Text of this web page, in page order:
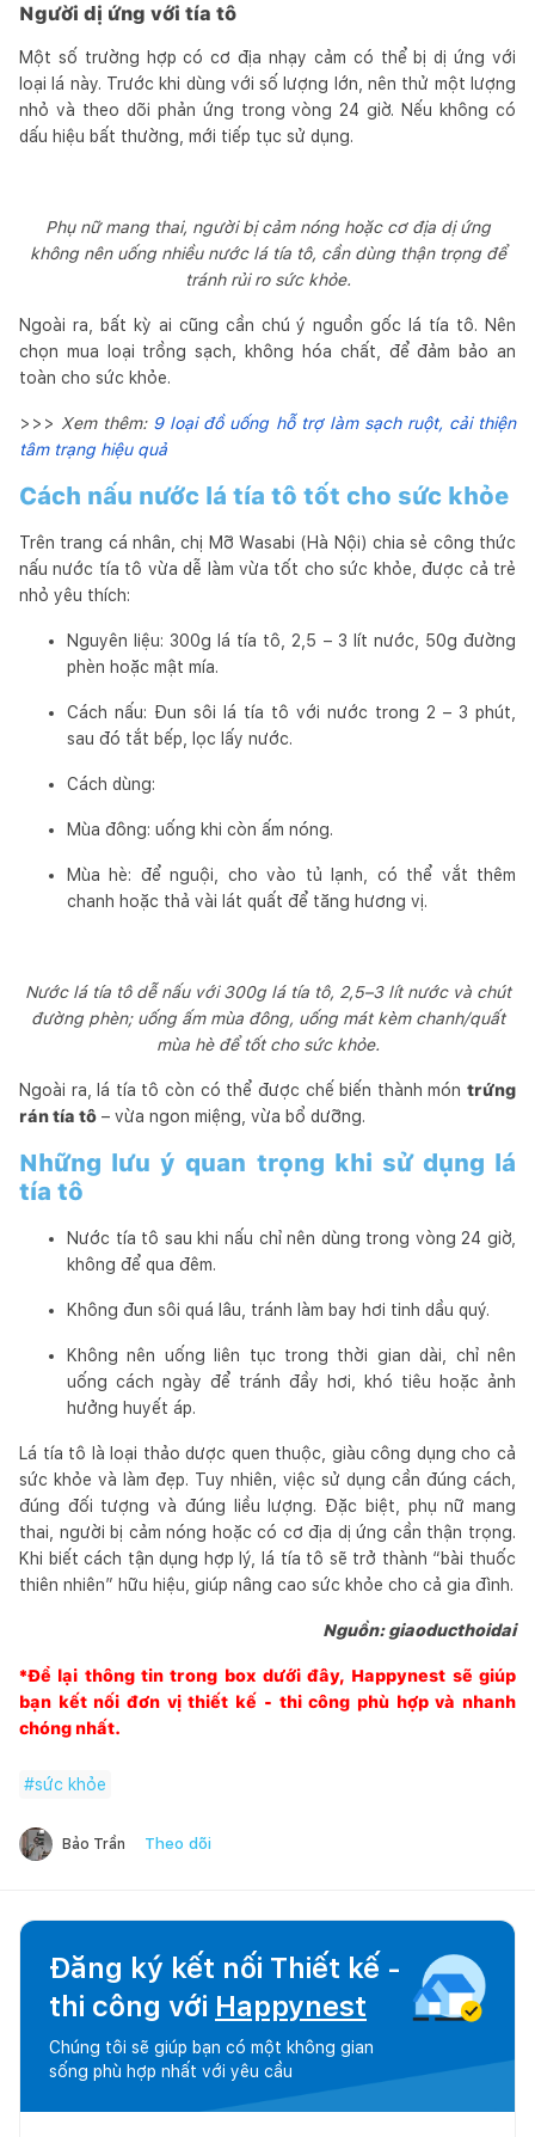
Người dị ứng với tía tô
Một số trường hợp có cơ địa nhạy cảm có thể bị dị ứng với
loại lá này. Trước khi dùng với số lượng lớn, nên thử một lượng
nhỏ và theo dõi phản ứng trong vòng 24 giờ. Nếu không có
dấu hiệu bất thường, mới tiếp tục sử dụng.
Phụ nữ mang thai, người bị cảm nóng hoặc cơ địa dị ứng
không nên uống nhiều nước lá tía tô, cần dùng thận trọng để
tránh rủi ro sức khỏe.
Ngoài ra, bất kỳ ai cũng cần chú ý nguồn gốc lá tía tô. Nên
chọn mua loại trồng sạch, không hóa chất, để đảm bảo an
toàn cho sức khỏe.
>>> Xem thêm: 9 loại đồ uống hỗ trợ làm sạch ruột, cải thiện
tâm trạng hiệu quả
Cách nấu nước lá tía tô tốt cho sức khỏe
Trên trang cá nhân, chị Mỡ Wasabi (Hà Nội) chia sẻ công thức
nấu nước tía tô vừa dễ làm vừa tốt cho sức khỏe, được cả trẻ
nhỏ yêu thích:
Nguyên liệu: 300g lá tía tô, 2,5 – 3 lít nước, 50g đường
phèn hoặc mật mía.
Cách nấu: Đun sôi lá tía tô với nước trong 2 – 3 phút,
sau đó tắt bếp, lọc lấy nước.
Cách dùng:
Mùa đông: uống khi còn ấm nóng.
Mùa hè: để nguội, cho vào tủ lạnh, có thể vắt thêm
chanh hoặc thả vài lát quất để tăng hương vị.
Nước lá tía tô dễ nấu với 300g lá tía tô, 2,5–3 lít nước và chút
đường phèn; uống ấm mùa đông, uống mát kèm chanh/quất
mùa hè để tốt cho sức khỏe.
Ngoài ra, lá tía tô còn có thể được chế biến thành món trứng
rán tía tô – vừa ngon miệng, vừa bổ dưỡng.
Những lưu ý quan trọng khi sử dụng lá
tía tô
Nước tía tô sau khi nấu chỉ nên dùng trong vòng 24 giờ,
không để qua đêm.
Không đun sôi quá lâu, tránh làm bay hơi tinh dầu quý.
Không nên uống liên tục trong thời gian dài, chỉ nên
uống cách ngày để tránh đầy hơi, khó tiêu hoặc ảnh
hưởng huyết áp.
Lá tía tô là loại thảo dược quen thuộc, giàu công dụng cho cả
sức khỏe và làm đẹp. Tuy nhiên, việc sử dụng cần đúng cách,
đúng đối tượng và đúng liều lượng. Đặc biệt, phụ nữ mang
thai, người bị cảm nóng hoặc có cơ địa dị ứng cần thận trọng.
Khi biết cách tận dụng hợp lý, lá tía tô sẽ trở thành “bài thuốc
thiên nhiên” hữu hiệu, giúp nâng cao sức khỏe cho cả gia đình.
Nguồn: giaoducthoidai
*Để lại thông tin trong box dưới đây, Happynest sẽ giúp
bạn kết nối đơn vị thiết kế - thi công phù hợp và nhanh
chóng nhất.
#sức khỏe
Bảo Trần Theo dõi
Đăng ký kết nối Thiết kế -
thi công với Happynest
Chúng tôi sẽ giúp bạn có một không gian
sống phù hợp nhất với yêu cầu